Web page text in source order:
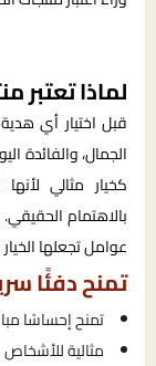
لماذا
قبل اختيار أي
الجمال، والفائدة
كخيار مثالي
بالاهتمام الحقيقي.
عوامل تجعلها
تمنح دفئًا
تمنح إحساسًا
مثالية